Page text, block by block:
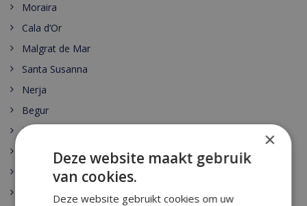
Moraira
Cala d’Or
Malgrat de Mar
Santa Susanna
Nerja
Begur
Escala
Palamos
×
Deze website maakt gebruik
van cookies.
Deze website gebruikt cookies om uw